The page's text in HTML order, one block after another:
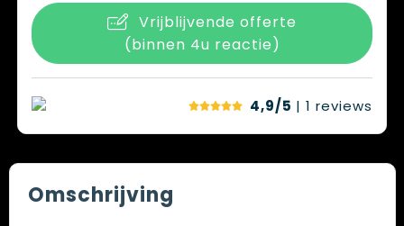
Vrijblijvende offerte
(binnen 4u reactie)
4,9/5 | 1 reviews
Omschrijving